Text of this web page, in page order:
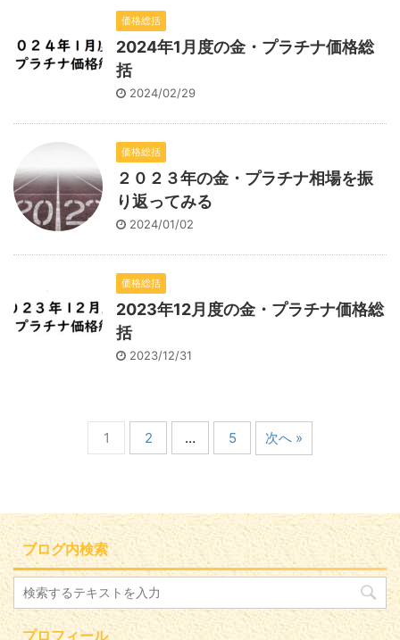
価格総括
2024年1月度の金・プラチナ価格総
括
2024/02/29
価格総括
２０２３年の金・プラチナ相場を振
り返ってみる
2024/01/02
価格総括
2023年12月度の金・プラチナ価格総
括
2023/12/31
1 2 … 5 次へ »
ブログ内検索
プロフィール